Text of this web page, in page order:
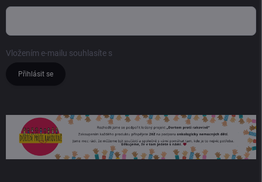
Vložením e-mailu souhlasíte s
Přihlásit se